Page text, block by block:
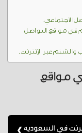
الاجتماعي.
في مواقع التواصل
والشتم عبر الإنترنت.
مواقع
في السعودية